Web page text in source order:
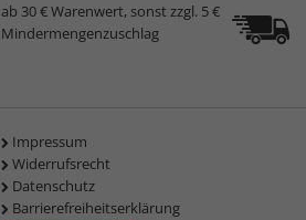
ab 30 € Warenwert, sonst zzgl. 5 €
Mindermengenzuschlag
Impressum
Widerrufsrecht
Datenschutz
Barrierefreiheitserklärung